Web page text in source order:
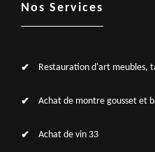
Nos Services
Restauration d'art meubles,
Achat de montre gousset et
Achat de vin 33